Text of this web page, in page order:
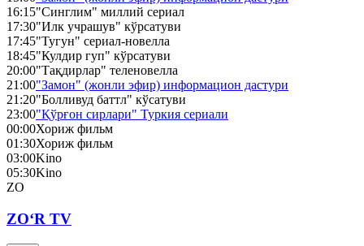
16:15"Синглим" миллий сериал
17:30"Илк учрашув" кўрсатуви
17:45"Тугун" сериал-новелла
18:45"Кулдир гуп" кўрсатуви
20:00"Тақдирлар" теленовелла
21:00"Замон" (жонли эфир) информацион дастури
21:20"Болливуд баттл" кўсатуви
23:00"Қўрғон сирлари" Туркия сериали
00:00Хориж фильм
01:30Хориж фильм
03:00Kino
05:30Kino
ZO
ZO‘R TV